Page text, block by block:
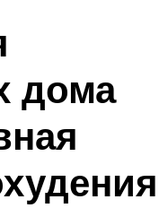
дома